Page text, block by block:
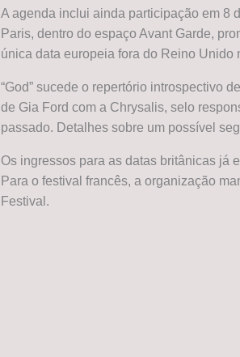
A agenda inclui ainda participação em 8
Paris, dentro do espaço Avant Garde,
única data europeia fora do Reino Unido
“God” sucede o repertório introspectivo
de Gia Ford com a Chrysalis, selo
passado. Detalhes sobre um possível
Os ingressos para as datas britânicas já
Para o festival francês, a organização
Festival.